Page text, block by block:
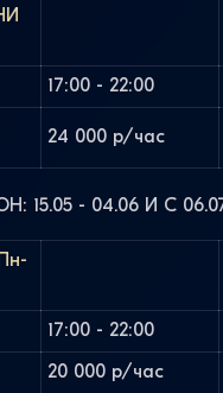
17:00 - 22:00
24 000 р/час
15.05 - 04.06 И С
17:00 - 22:00
20 000 р/час